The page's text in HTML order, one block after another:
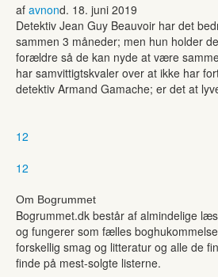
af avnond. 18. juni 2019
Detektiv Jean Guy Beauvoir har det
sammen 3 måneder; men hun holder
forældre så de kan nyde at være
har samvittigtskvaler over at ikke har
detektiv Armand Gamache; er det at
12
12
Om Bogrummet
Bogrummet.dk består af almindelige
og fungerer som fælles
forskellig smag og litteratur og alle de
finde på mest-solgte listerne.